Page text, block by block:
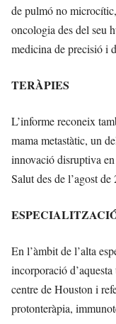
de pulmó no
oncologia des del seu
medicina de precisió i
TERÀPIES
L’informe reconeix
mama metastàtic, un
innovació disruptiva
Salut des de l’agost
En l’àmbit de l’alta
incorporació
centre de Houston i
protonteràpia,